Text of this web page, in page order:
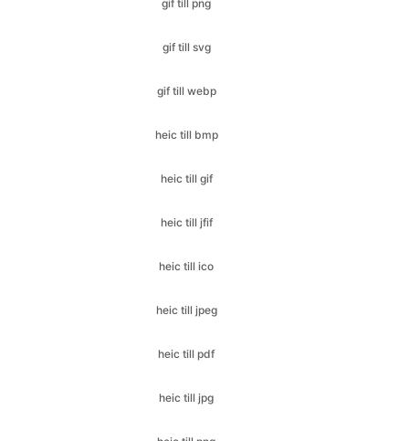
gif till webp
heic till bmp
heic till gif
heic till jfif
heic till ico
heic till jpeg
heic till pdf
heic till jpg
heic till png
heic till svg